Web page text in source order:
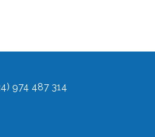
974 487 314